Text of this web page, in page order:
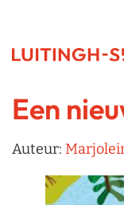
Een
Auteur: